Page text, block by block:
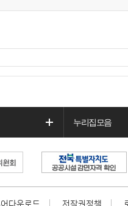
누리집모음